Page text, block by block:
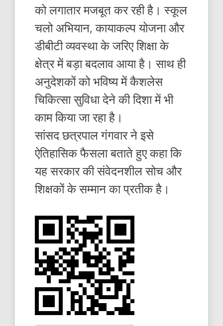
को लगातार मजबूत कर रही है। स्कूल
चलो अभियान, कायाकल्प योजना और
डीबीटी व्यवस्था के जरिए शिक्षा के
क्षेत्र में बड़ा बदलाव आया है। साथ ही
अनुदेशकों को भविष्य में कैशलेस
चिकित्सा सुविधा देने की दिशा में भी
काम किया जा रहा है।
सांसद छत्रपाल गंगवार ने इसे
ऐतिहासिक फैसला बताते हुए कहा कि
यह सरकार की संवेदनशील सोच और
शिक्षकों के सम्मान का प्रतीक है।